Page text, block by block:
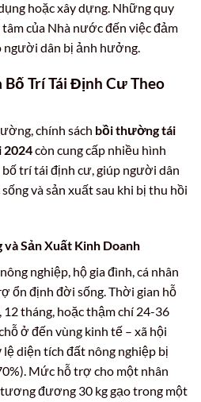
hoặc xây dựng. Những quy
của Nhà nước đến việc đảm
người dân bị ảnh hưởng.
Trí Tái Định Cư Theo
chính sách bồi thường tái
2024còn cung cấp nhiều hình
trí tái định cư, giúp người dân
và sản xuất sau khi bị thu hồi
Sản Xuất Kinh Doanh
nghiệp, hộ gia đình, cá nhân
ổn định đời sống. Thời gian hỗ
tháng, hoặc thậm chí 24-36
ở đến vùng kinh tế – xã hội
diện tích đất nông nghiệp bị
Mức hỗ trợ cho một nhân
đương 30 kg gạo trong một